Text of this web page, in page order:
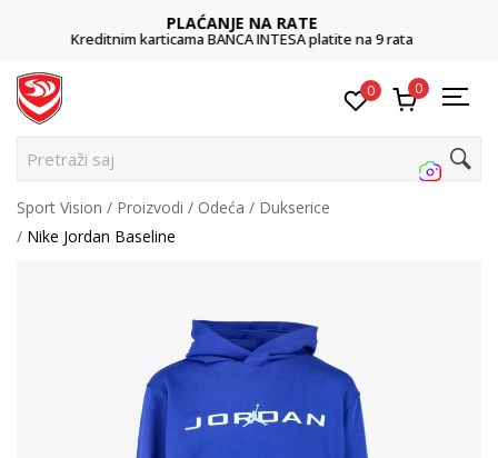
POZOVITE NAS
011 422 1422
0 0
Pretraži sajt..
Sport Vision Proizvodi Odeća
Dukserice
Nike Jordan Baseline